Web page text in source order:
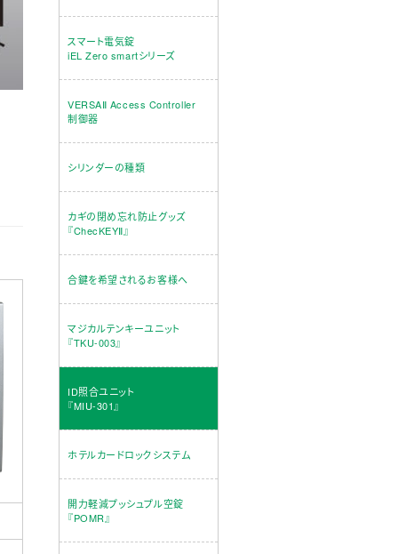
スマート電気錠
iEL Zero smartシリーズ
VERSAⅡ Access Controller
制御器
シリンダーの種類
カギの閉め忘れ防止グッズ
『ChecKEYⅡ』
合鍵を希望されるお客様へ
マジカルテンキーユニット
『TKU-003』
ID照合ユニット
『MIU-301』
ホテルカードロックシステム
開力軽減プッシュプル空錠
『POMR』